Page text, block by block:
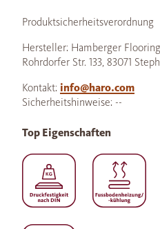
Produktsicherheitsverordnung
Hersteller: Hamberger
Rohrdorfer Str. 133, 83071
Kontakt: info@haro.com
Sicherheitshinweise: --
Top Eigenschaften